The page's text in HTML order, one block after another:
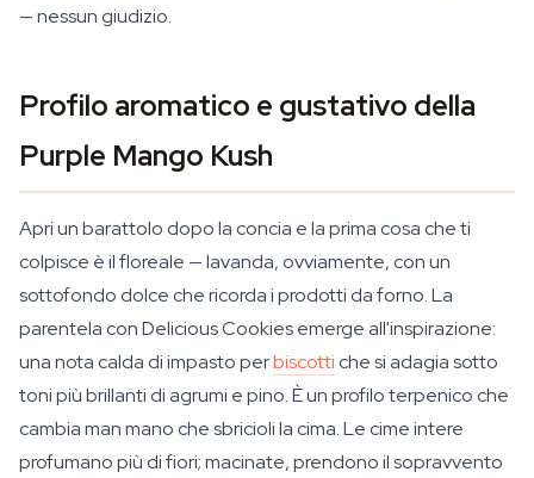
— nessun giudizio.
Profilo aromatico e gustativo della
Purple Mango Kush
Apri un barattolo dopo la concia e la prima cosa che ti
colpisce è il floreale — lavanda, ovviamente, con un
sottofondo dolce che ricorda i prodotti da forno. La
parentela con Delicious Cookies emerge all'inspirazione:
una nota calda di impasto perbiscotti che si adagia sotto
toni più brillanti di agrumi e pino. È un profilo terpenico che
cambia man mano che sbricioli la cima. Le cime intere
profumano più di fiori; macinate, prendono il sopravvento